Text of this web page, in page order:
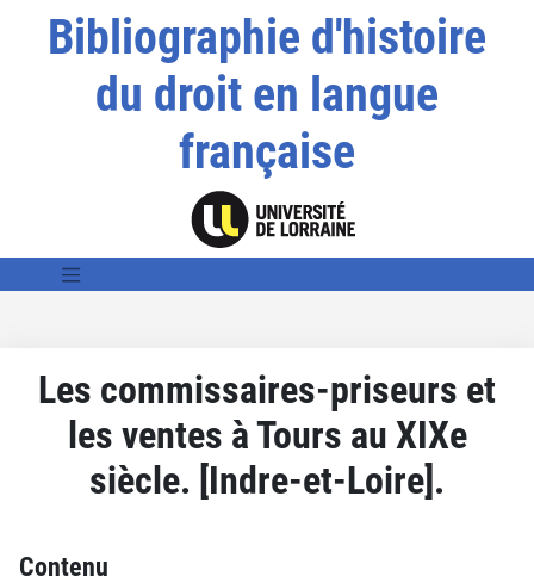
Bibliographie d'histoire
du droit en langue
française
Les commissaires-priseurs et
les ventes à Tours au XIXe
siècle. [Indre-et-Loire].
Contenu